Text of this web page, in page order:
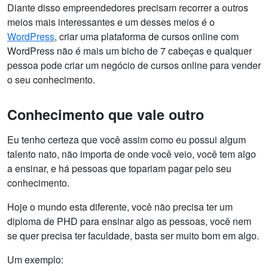
Diante disso empreendedores precisam recorrer a outros
meios mais interessantes e um desses meios é o
WordPress, criar uma plataforma de cursos online com
WordPress não é mais um bicho de 7 cabeças e qualquer
pessoa pode criar um negócio de cursos online para vender
o seu conhecimento.
Conhecimento que vale outro
Eu tenho certeza que você assim como eu possui algum
talento nato, não importa de onde você veio, você tem algo
a ensinar, e há pessoas que topariam pagar pelo seu
conhecimento.
Hoje o mundo esta diferente, você não precisa ter um
diploma de PHD para ensinar algo as pessoas, você nem
se quer precisa ter faculdade, basta ser muito bom em algo.
Um exemplo: